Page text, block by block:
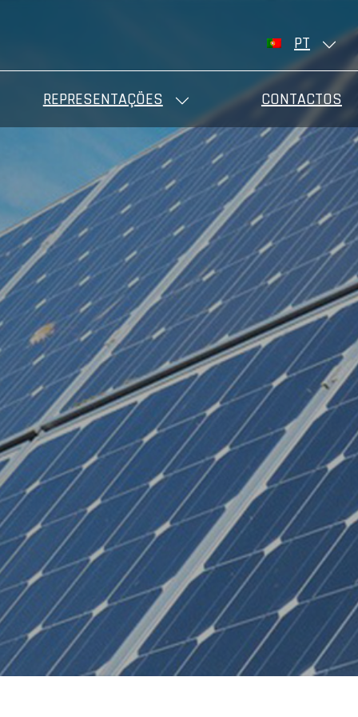
REPRESENTAÇÕES CONTACTOS
PT